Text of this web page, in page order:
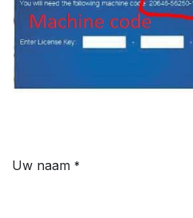
Uw naam *